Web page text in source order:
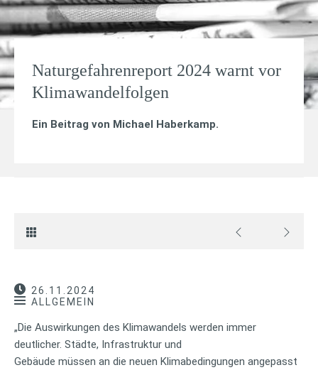
Naturgefahrenreport 2024 warnt vor
Klimawandelfolgen
Ein Beitrag von Michael Haberkamp.
26.11.2024
ALLGEMEIN
„Die Auswirkungen des Klimawandels werden immer
deutlicher. Städte, Infrastruktur und
Gebäude müssen an die neuen Klimabedingungen angepasst